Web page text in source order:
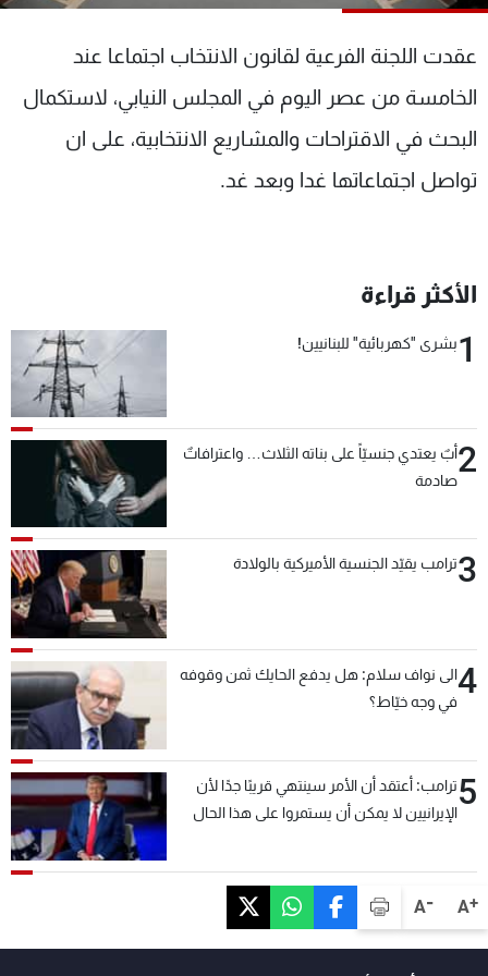
A+
A-
عقدت اللجنة الفرعية لقانون الانتخاب اجتماعا عند
الخامسة من عصر اليوم في المجلس النيابي، لاستكمال
البحث في الاقتراحات والمشاريع الانتخابية، على ان
تواصل اجتماعاتها غدا وبعد غد.
الأكثر قراءة
1بشرى "كهربائية" للبنانيين!
2أبٌ يعتدي جنسيّاً على بناته الثلاث… واعترافاتٌ
صادمة
3ترامب يقيّد الجنسية الأميركية بالولادة
4الى نواف سلام: هل يدفع الحايك ثمن وقوفه
في وجه خيّاط؟
5ترامب: أعتقد أن الأمر سينتهي قريبًا جدًا لأن
الإيرانيين لا يمكن أن يستمروا على هذا الحال
الترددات
الإنـتـاج
لاعلاناتكم
تواصل معنا
شروط الإسـتخدام
سياسة الخصوصية